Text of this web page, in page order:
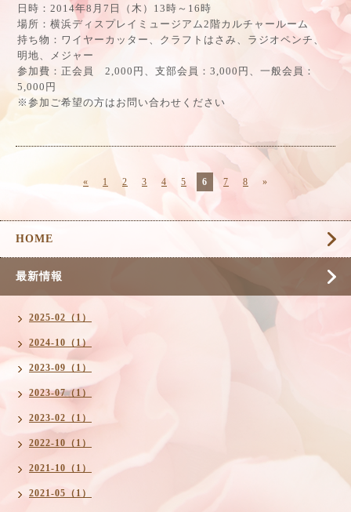
日時：2014年8月7日（木）13時～16時
場所：横浜ディスプレイミュージアム2階カルチャールーム
持ち物：ワイヤーカッター、クラフトはさみ、ラジオペンチ、
明地、メジャー
参加費：正会員 2,000円、支部会員：3,000円、一般会員：
5,000円
※参加ご希望の方はお問い合わせください
« 1 2 3 4 5 6 7 8 »
HOME
最新情報
2025-02（1）
2024-10（1）
2023-09（1）
2023-07（1）
2023-02（1）
2022-10（1）
2021-10（1）
2021-05（1）